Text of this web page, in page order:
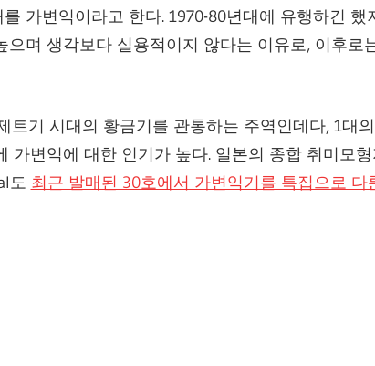
가변익이라고 한다. 1970-80년대에 유행하긴 했
며 생각보다 실용적이지 않다는 이유로, 이후로
트기 시대의 황금기를 관통하는 주역인데다, 1대
가변익에 대한 인기가 높다. 일본의 종합 취미모형
도 최근 발매된 30호에서 가변익기를 특집으로 다